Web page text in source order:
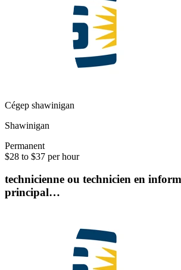
Cégep shawinigan
Shawinigan
Permanent
$28 to $37 per hour
technicienne ou technicien en
principal…